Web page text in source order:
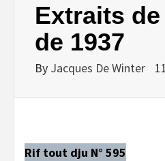
Extraits
de 1937
By Jacques De Winter
Rif tout dju N° 595